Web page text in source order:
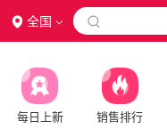
全国 
每日上新 销售排行